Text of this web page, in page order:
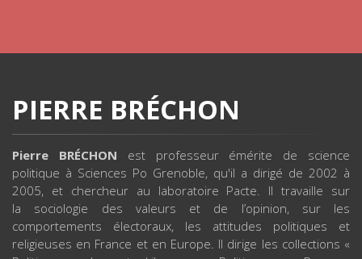
PIERRE BRÉCHON
Pierre BRÉCHON est professeur émérite de science
politique à Sciences Po Grenoble, qu'il a dirigé de 2002 à
2005, et chercheur au laboratoire Pacte. Il travaille sur
la sociologie des valeurs et de l’opinion, sur les
comportements électoraux, les attitudes politiques et
religieuses en France et en Europe. Il dirige les collections «